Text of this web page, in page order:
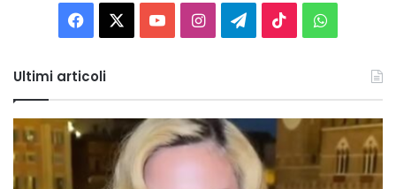
Facebook You InstagramTelegram
TikTok
Ultimi articoli